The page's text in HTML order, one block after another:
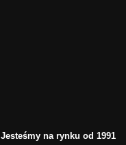
Jesteśmy na rynku od 1991